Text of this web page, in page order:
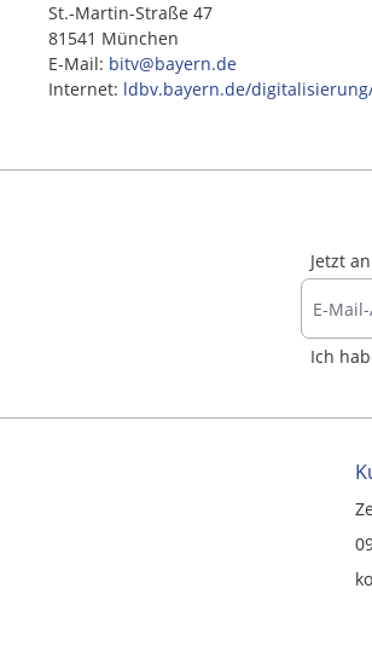
St.-Martin-Straße 47
81541 München
E-Mail: bitv@bayern.de
Internet: ldbv.bayern.de/
Jetzt
Ich